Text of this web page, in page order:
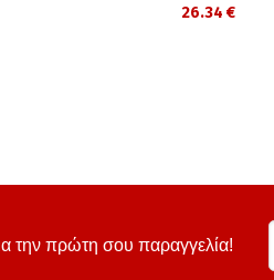
26.34 €
την πρώτη σου παραγγελία!